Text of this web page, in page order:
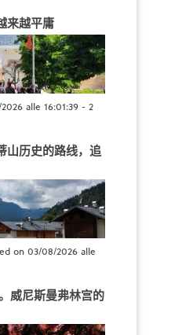
来越平庸
alle 16:01:39 - 2
山历史的路线，追
on 03/08/2026 alle
威尼斯曼弗林宫的